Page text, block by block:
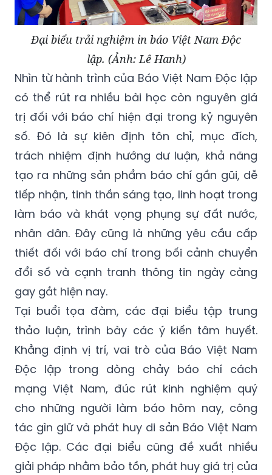
Đại biểu trải nghiệm in báo Việt Nam Độc
lập. (Ảnh: Lê Hanh)
Nhìn từ hành trình của Báo Việt Nam Độc lập
có thể rút ra nhiều bài học còn nguyên giá
trị đối với báo chí hiện đại trong kỷ nguyên
số. Đó là sự kiên định tôn chỉ, mục đích,
trách nhiệm định hướng dư luận, khả năng
tạo ra những sản phẩm báo chí gần gũi, dễ
tiếp nhận, tinh thần sáng tạo, linh hoạt trong
làm báo và khát vọng phụng sự đất nước,
nhân dân. Đây cũng là những yêu cầu cấp
thiết đối với báo chí trong bối cảnh chuyển
đổi số và cạnh tranh thông tin ngày càng
gay gắt hiện nay.
Tại buổi tọa đàm, các đại biểu tập trung
thảo luận, trình bày các ý kiến tâm huyết.
Khẳng định vị trí, vai trò của Báo Việt Nam
Độc lập trong dòng chảy báo chí cách
mạng Việt Nam, đúc rút kinh nghiệm quý
cho những người làm báo hôm nay, công
tác gìn giữ và phát huy di sản Báo Việt Nam
Độc lập. Các đại biểu cũng đề xuất nhiều
giải pháp nhằm bảo tồn, phát huy giá trị của